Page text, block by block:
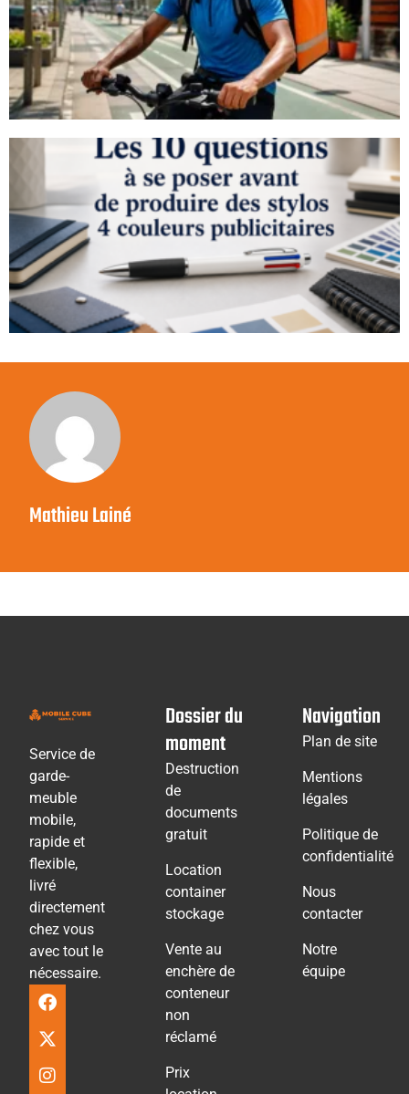
Mathieu Lainé
Service de
garde-
meuble
mobile,
rapide et
flexible,
livré
directement
chez vous
avec tout le
nécessaire.
Dossier du
moment
Destruction
de
documents
gratuit
Location
container
stockage
Vente au
enchère de
conteneur
non
réclamé
Prix
Navigation
Plan de site
Mentions
légales
Politique de
confidentialité
Nous
contacter
Notre
équipe